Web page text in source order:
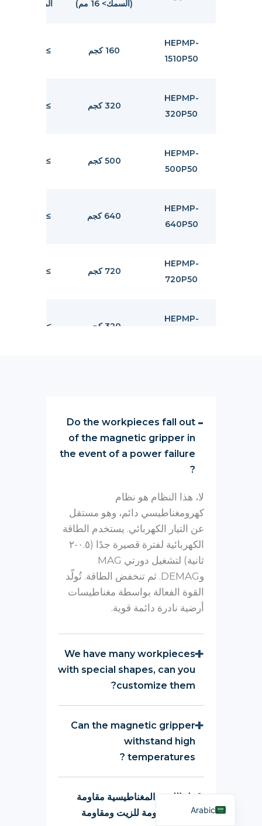
(السمك> 16 مم)
المطبق
HEPMP-
1510P50
160 كجم ≥6 مم
HEPMP-
320P50
320 كجم ≥6 مم
HEPMP-
500P50
500 كجم ≥6 مم
HEPMP-
640P50
640 كجم ≥6 مم
HEPMP-
720P50
720 كجم ≥6 مم
HEPMP-
320 كجم ≥8 مم
Do the workpieces fall out
of the magnetic gripper in
the event of a power failure
?
لا، هذا النظام هو نظام
كهرومغناطيسي دائم، وهو مستقل
عن التيار الكهربائي. يستخدم الطاقة
الكهربائية لفترة قصيرة جدًا (٠.٥-٢
ثانية) لتشغيل دورتي MAG
وDEMAG. ثم تنخفض الطاقة. تُولّد
القوة الفعالة بواسطة مغناطيسات
أرضية نادرة دائمة قوية.
We have many workpieces
with special shapes, can you
customize them?
Can the magnetic gripper
withstand high
temperatures ?
هل اللوحة المغناطيسية مقاومة
للماء ومقاومة للزيت ومقاومةArabic
English
Portuguese